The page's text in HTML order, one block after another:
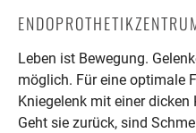
Leben ist Bewegung.
möglich. Für eine optimale
Kniegelenk mit einer
Geht sie zurück, sind